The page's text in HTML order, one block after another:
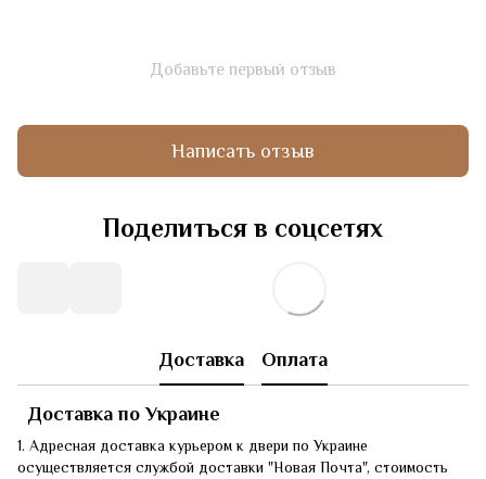
Добавьте первый отзыв
Написать отзыв
Поделиться в соцсетях
Доставка Оплата
Доставка по Украине
1. Адресная доставка курьером к двери по Украине
осуществляется службой доставки "Новая Почта", стоимость